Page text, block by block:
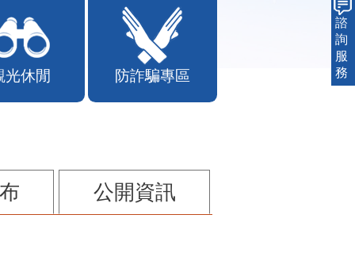
光休閒 防詐騙專區
公開資訊
諮
詢
服
務